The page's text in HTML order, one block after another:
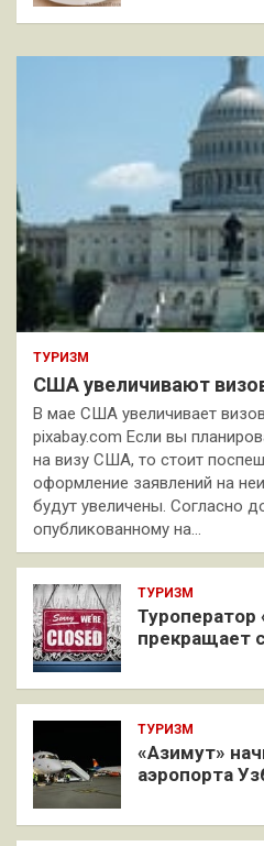
ТУРИЗМ
США увеличивают
В мае США увеличивает
pixabay.com Если вы
на визу США, то стоит
оформление заявлений на
будут увеличены. Согласно
опубликованному на…
ТУРИЗМ
Туроператор
прекращает
ТУРИЗМ
«Азимут»
аэропорта